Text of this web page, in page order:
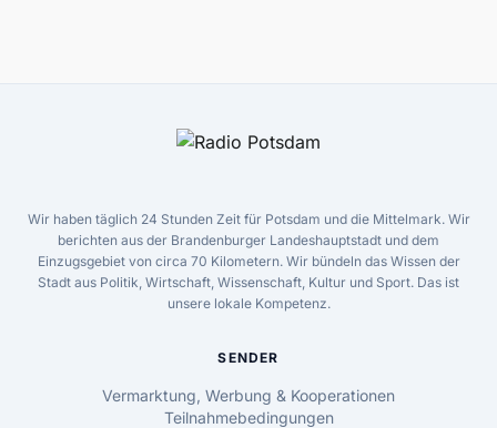
Wir haben täglich 24 Stunden Zeit für Potsdam und die Mittelmark. Wir
berichten aus der Brandenburger Landeshauptstadt und dem
Einzugsgebiet von circa 70 Kilometern. Wir bündeln das Wissen der
Stadt aus Politik, Wirtschaft, Wissenschaft, Kultur und Sport. Das ist
unsere lokale Kompetenz.
SENDER
Vermarktung, Werbung & Kooperationen
Teilnahmebedingungen